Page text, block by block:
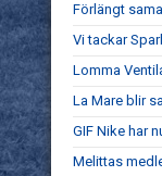
Förlängt
Vi tackar
Lomma
La Mare blir
GIF Nike har
Melittas